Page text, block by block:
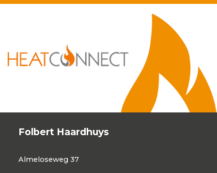
Folbert Haardhuys
Almeloseweg 37